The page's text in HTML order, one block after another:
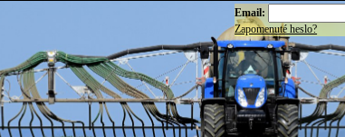
Email:
Zapomenuté heslo?